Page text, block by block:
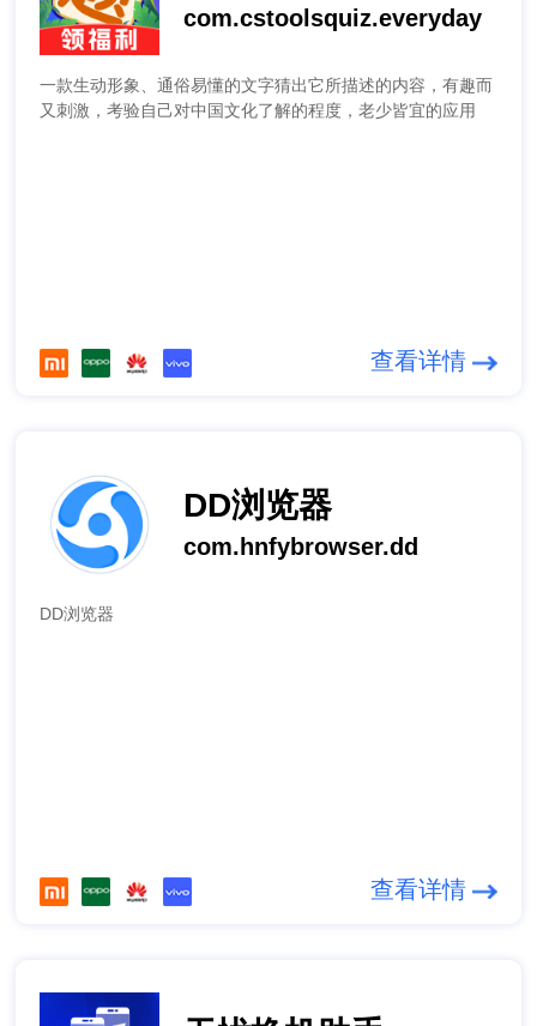
com.cstoolsquiz.everyday
一款生动形象、通俗易懂的文字猜出它所描述的内容，有趣而
又刺激，考验自己对中国文化了解的程度，老少皆宜的应用
查看详情
DD浏览器
com.hnfybrowser.dd
DD浏览器
查看详情